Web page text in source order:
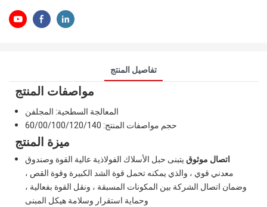
تفاصيل المنتج
مواصفات المنتج
المعالجة السطحية: المجلفن
حجم مواصفات المنتج: 60/00/100/120/140
ميزة المنتج
اتصال موثوقيتبنى حبل الأسلاك الفولاذية عالية القوة وصندوق
معدني قوي ، والذي يمكنه تحمل قوة الشد الكبيرة وقوة القص ،
وضمان اتصال الشركة بين المكونات المسبقة ، ونقل القوة بفعالية ،